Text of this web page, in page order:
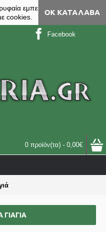
εμπειρία, στο site
cookies.
ΟΚ ΚΑΤΆΛΑΒΑ
Facebook
0 προϊόν(τα) - 0,00€
ΓΙΑΓΙΆ